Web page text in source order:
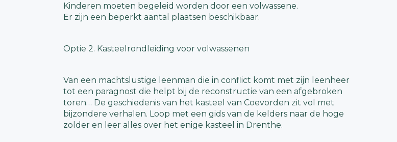
Kinderen moeten begeleid worden door een volwassene.
Er zijn een beperkt aantal plaatsen beschikbaar.
Optie 2. Kasteelrondleiding voor volwassenen
Van een machtslustige leenman die in conflict komt met zijn leenheer
tot een paragnost die helpt bij de reconstructie van een afgebroken
toren… De geschiedenis van het kasteel van Coevorden zit vol met
bijzondere verhalen. Loop met een gids van de kelders naar de hoge
zolder en leer alles over het enige kasteel in Drenthe.